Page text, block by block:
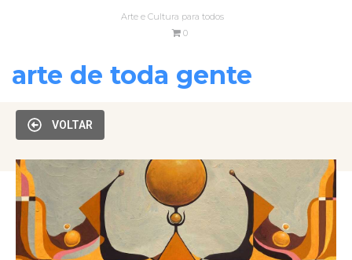
Arte e Cultura para todos
0
arte de toda gente
VOLTAR